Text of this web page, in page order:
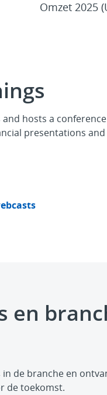
Omzet 2025
hosts a
presentations and
en
de branche en
de toekomst.